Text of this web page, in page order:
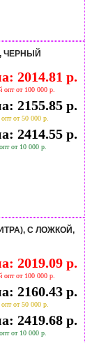
ЧЕРНЫЙ
2014.81 р.
опт от 100 000 р.
2155.85 р.
от 50 000 р.
2414.55 р.
от 10 000 р.
С ЛОЖКОЙ,
2019.09 р.
опт от 100 000 р.
2160.43 р.
от 50 000 р.
2419.68 р.
от 10 000 р.